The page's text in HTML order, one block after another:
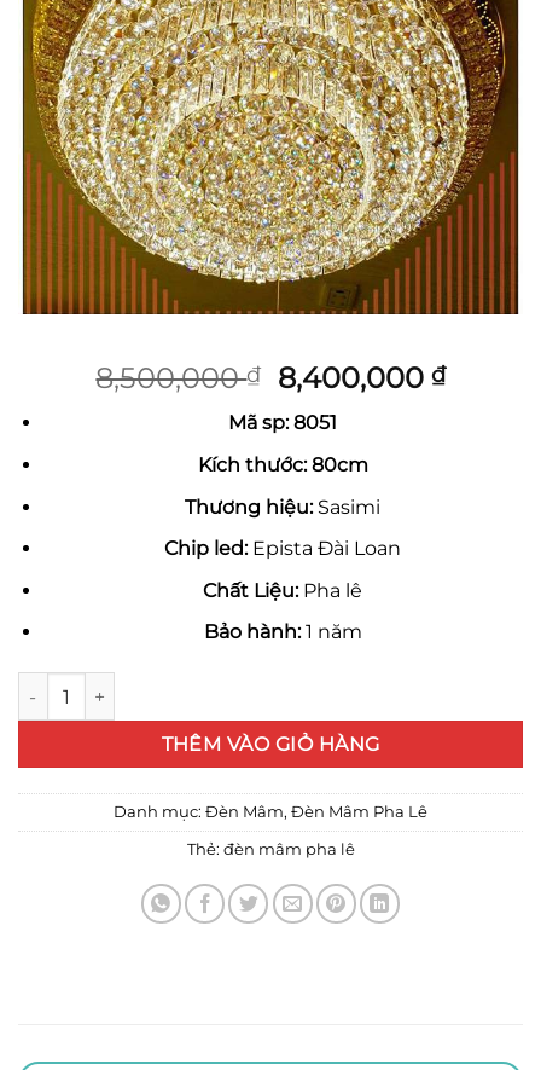
8,500,000₫
Giá
gốc
là:
8,500,000 ₫.
8,400,000 ₫Giá
Mã sp: 8051
Kích thước: 80cm
Thương hiệu:Sasimi
Chip led:Epista Đài Loan
Chất Liệu:Pha lê
Bảo hành:1 năm
Đèn mâm Led pha lê 8051/tròn 80cm số lượng
THÊM VÀO GIỎ HÀNG
Danh mục: Đèn Mâm, Đèn Mâm Pha Lê
Thẻ: đèn mâm pha lê